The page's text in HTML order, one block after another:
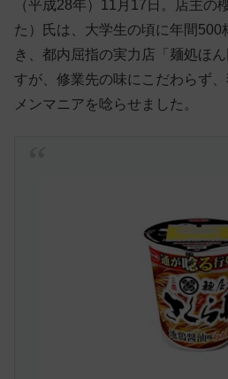
（平成28年）11月17日。店主の
た）氏は、大学生の頃に年間500
き、都内屈指の実力店「麺処ほ
すが、修業先の味にこだわらず
メンマニアを唸らせました。